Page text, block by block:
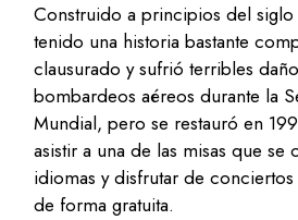
Construido a principios del
tenido una historia bastante
clausurado y sufrió terribles
bombardeos aéreos durante la
Mundial, pero se restauró en
asistir a una de las misas que se
idiomas y disfrutar de
de forma gratuita.